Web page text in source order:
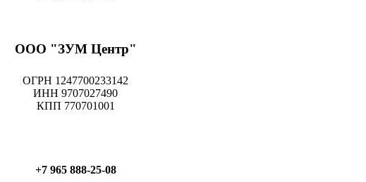
ООО "ЗУМ Центр"
ОГРН 1247700233142
ИНН 9707027490
КПП 770701001
+7 965 888-25-08